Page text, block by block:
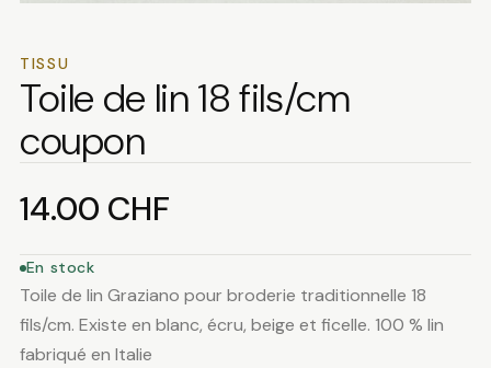
TISSU
Toile de lin 18 fils/cm
coupon
14.00 CHF
En stock
Toile de lin Graziano pour broderie traditionnelle 18
fils/cm. Existe en blanc, écru, beige et ficelle. 100 % lin
fabriqué en Italie